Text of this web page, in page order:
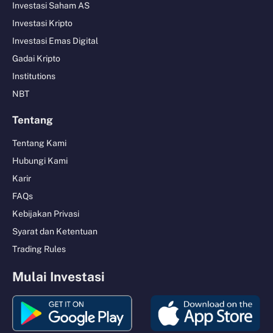
Investasi Saham AS
Investasi Kripto
Investasi Emas Digital
Gadai Kripto
Institutions
NBT
Tentang
Tentang Kami
Hubungi Kami
Karir
FAQs
Kebijakan Privasi
Syarat dan Ketentuan
Trading Rules
Mulai Investasi